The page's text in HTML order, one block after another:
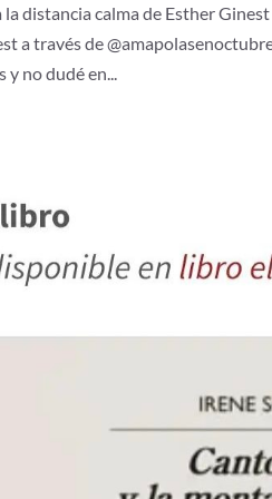
distancia calma de Esther
a través de
no dudé en...